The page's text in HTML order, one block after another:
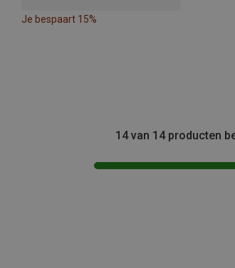
Je bespaart 15%
14 van 14 producten